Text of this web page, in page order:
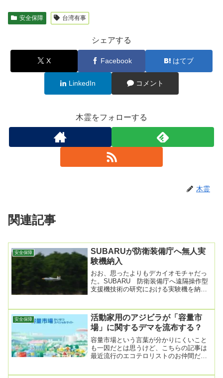
安全保障 台湾有事
シェアする
X Facebook はてブ
LinkedIn コメント
木霊をフォローする
木霊
関連記事
安全保障
SUBARUが防衛装備庁へ無人実
験機納入
おお、思ったよりもデカイオモチャだっ
た。SUBARU 防衛装備庁へ遠隔操作型
支援機技術の研究における実験機を納入
安全保障
活動家用のアジビラが「容量市
場」に関するデマを流布する？
容量市場という言葉が分かりにくいこと
も一因だとは思うけど、こちらの記事は
最近流行のエコテロリストのお仲間だろ